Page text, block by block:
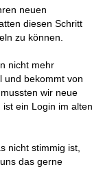
neuen
diesen Schritt
zu können.
nicht mehr
und bekommt von
wir neue
ein Login im alten
nicht stimmig ist,
das gerne